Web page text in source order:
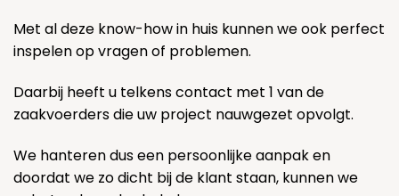
Met al deze know-how in huis kunnen we ook perfect
inspelen op vragen of problemen.
Daarbij heeft u telkens contact met 1 van de
zaakvoerders die uw project nauwgezet opvolgt.
We hanteren dus een persoonlijke aanpak en
doordat we zo dicht bij de klant staan, kunnen we